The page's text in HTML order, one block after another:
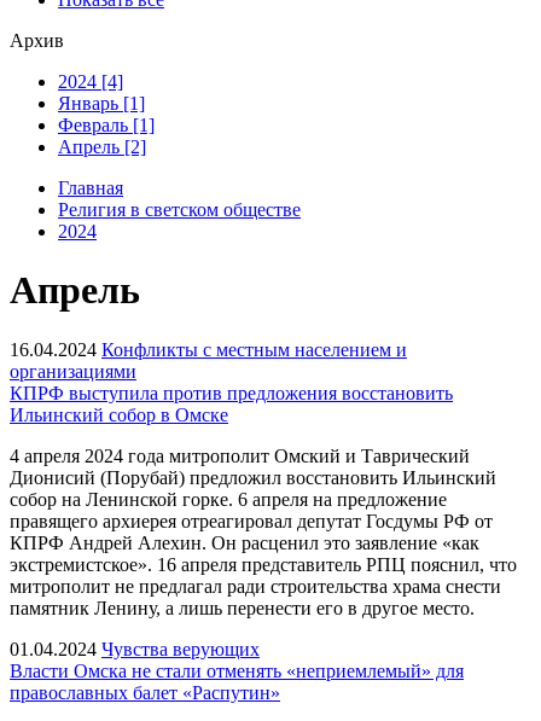
Архив
2024 [4]
Январь [1]
Февраль [1]
Апрель [2]
Главная
Религия в светском обществе
2024
Апрель
16.04.2024 Конфликты с местным населением и
организациями
КПРФ выступила против предложения восстановить
Ильинский собор в Омске
4 апреля 2024 года митрополит Омский и Таврический
Дионисий (Порубай) предложил восстановить Ильинский
собор на Ленинской горке. 6 апреля на предложение
правящего архиерея отреагировал депутат Госдумы РФ от
КПРФ Андрей Алехин. Он расценил это заявление «как
экстремистское». 16 апреля представитель РПЦ пояснил, что
митрополит не предлагал ради строительства храма снести
памятник Ленину, а лишь перенести его в другое место.
01.04.2024 Чувства верующих
Власти Омска не стали отменять «неприемлемый» для
православных балет «Распутин»